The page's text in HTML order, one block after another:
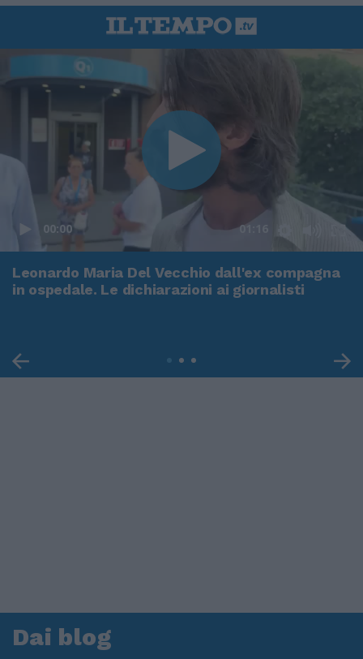
00:00 01:16
Leonardo Maria Del Vecchio dall'ex compagna
in ospedale. Le dichiarazioni ai giornalisti
Dai blog